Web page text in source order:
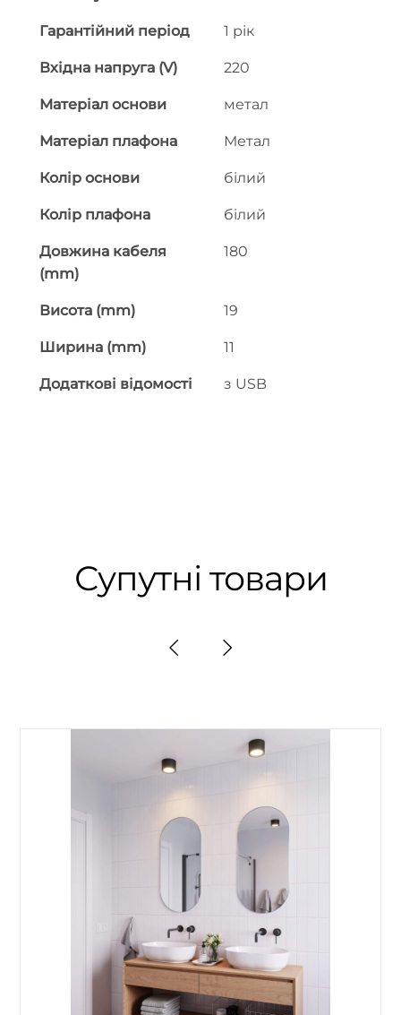
Гарантійний період 1 рік
Вхідна напруга (V) 220
Матеріал основи метал
Матеріал плафона Метал
Колір основи білий
Колір плафона білий
Довжина кабеля
(mm)
180
Висота (mm) 19
Ширина (mm) 11
Додаткові відомості з USB
Супутні товари